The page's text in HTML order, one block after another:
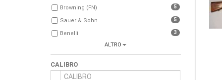
Browning (FN) 5
Sauer & Sohn 5
Benelli 3
Weatherby 3
ALTRO
CALIBRO